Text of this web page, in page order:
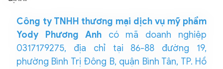
Công ty TNHH thương mại dịch vụ mỹ phẩm
Yody Phương Anh có mã doanh nghiệp
0317179275, địa chỉ tại 86-88 đường 19,
phường Bình Trị Đông B, quận Bình Tân, TP. Hồ